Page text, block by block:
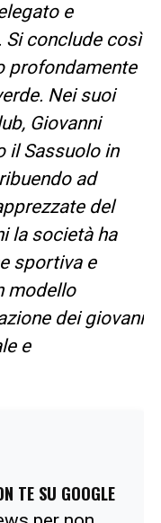
e
Si conclude così
profondamente
Nei suoi
Giovanni
il Sassuolo in
ad
del
la società ha
sportiva e
modello
dei giovani
e
TE SU GOOGLE